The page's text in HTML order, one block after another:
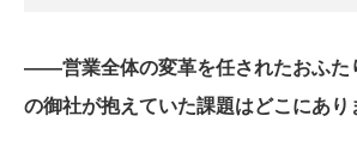
――営業全体の変革を任されたおふた
の御社が抱えていた課題はどこにあり